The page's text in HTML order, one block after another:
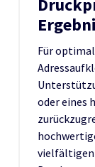
Für
oder eines
vielfältigen